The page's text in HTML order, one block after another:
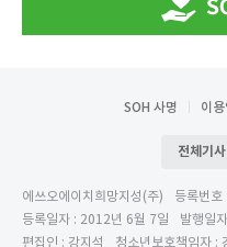
SOH 사명 이
전체기사
에쓰오에이치희망지성(주)
등록번
등록일자 : 2012년 6월 7일
발행일
편집인 : 강지석
청소년보호책임자 :